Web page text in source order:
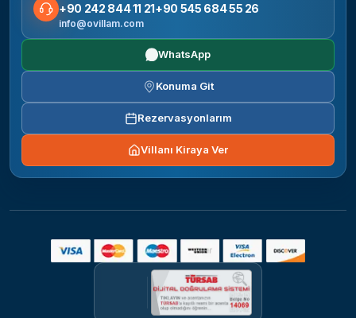
+90 242 844 11 21+90 545 684 55 26
info@ovillam.com
WhatsApp
Konuma Git
Rezervasyonlarım
Villanı Kiraya Ver